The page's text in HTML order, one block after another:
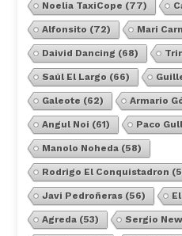
Noelia TaxiCope (77)
Alfonsito (72) Mari
Daivid Dancing (68)
Saúl El Largo (66)
Galeote (62) Armario
Angul Noi (61) Paco
Manolo Noheda(58)
Rodrigo El Conquistadron
Javi Pedroñeras(56)
Agreda(53) Sergio